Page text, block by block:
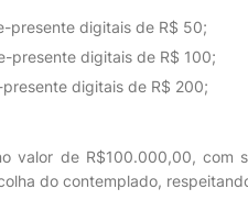
presente digitais de R$ 50;
presente digitais de R$ 100;
digitais de R$ 200;
valor de R$100.000,00,
do contemplado,